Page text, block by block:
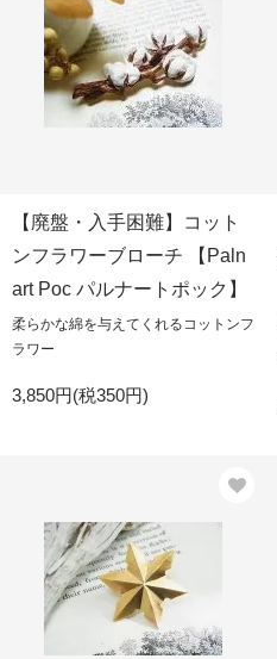
【廃盤・入手困難】コット
ンフラワーブローチ 【Paln
art Poc パルナートポック】
柔らかな綿を与えてくれるコットンフ
ラワー
3,850円(税350円)